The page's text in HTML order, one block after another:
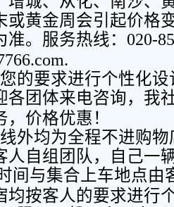
或黄金周会引起价格
。服务热线： 020-
的要求进行个性化
各团体来电咨询，我
价格优惠！
外均为全程不进购
人自组团队，自己一
间与集合上车地点由
均按客人的要求进行